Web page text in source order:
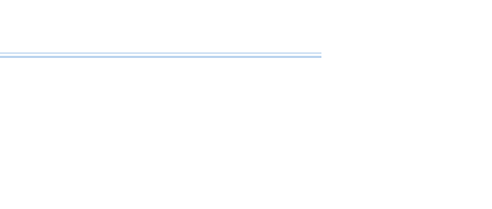
損害 いつもらえる
事故 休業損害
弁護人